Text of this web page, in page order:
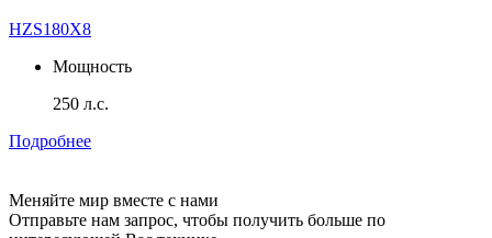
HZS180X8
Мощность
250 л.с.
Подробнее
Меняйте мир вместе с нами
Отправьте нам запрос, чтобы получить больше по